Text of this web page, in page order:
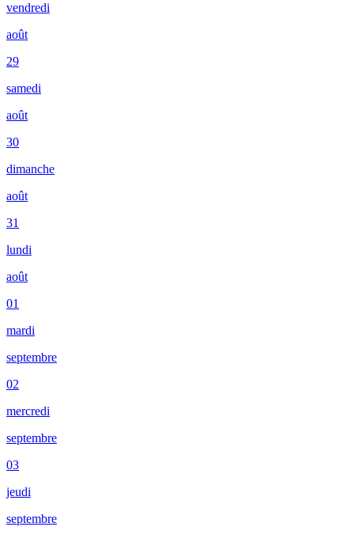
vendredi
août
29
samedi
août
30
dimanche
août
31
lundi
août
01
mardi
septembre
02
mercredi
septembre
03
jeudi
septembre